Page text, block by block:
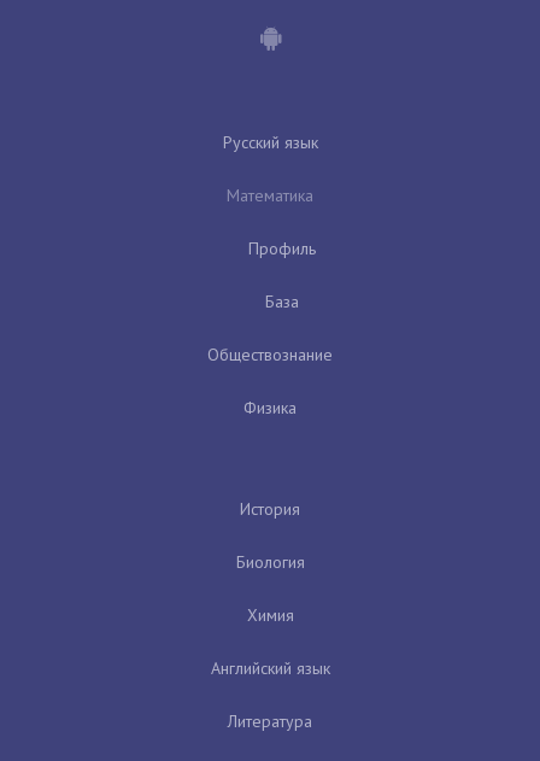
Русский язык
Математика
Профиль
База
Обществознание
Физика
История
Биология
Химия
Английский язык
Литература